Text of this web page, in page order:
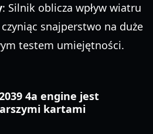
: Silnik oblicza wpływ wiatru
snajperstwo na duże
testem umiejętności.
4a engine jest
kartami